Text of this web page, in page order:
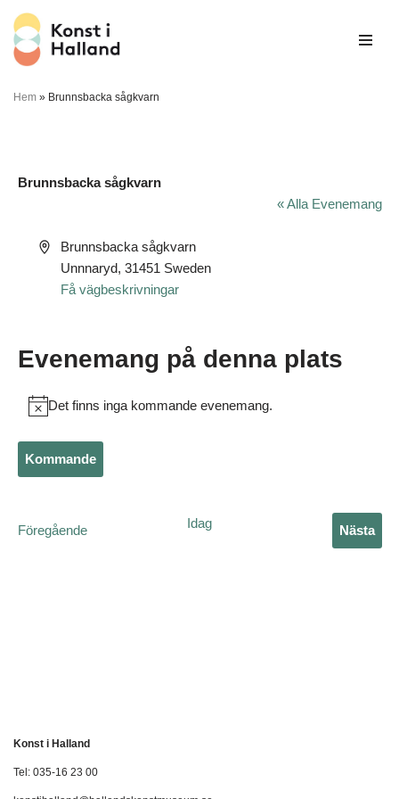
Hoppa
till
innehåll
Hem » Brunnsbacka sågkvarn
Brunnsbacka sågkvarn
« Alla Evenemang
AdressBrunnsbacka sågkvarn
Unnnaryd, 31451 Sweden
Få vägbeskrivningar
Evenemang på denna plats
Notis
Det finns inga kommande evenemang.
Kommande
FöregåendeEvenemang Idag
Nästa
Konst i Halland
Tel: 035-16 23 00